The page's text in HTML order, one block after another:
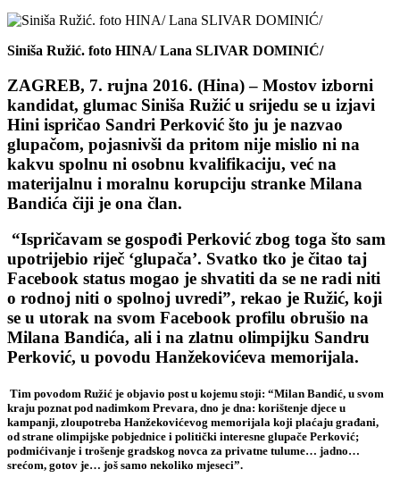
Siniša Ružić. foto HINA/ Lana SLIVAR DOMINIĆ/
ZAGREB, 7. rujna 2016. (Hina) – Mostov izborni
kandidat, glumac Siniša Ružić u srijedu se u izjavi
Hini ispričao Sandri Perković što ju je nazvao
glupačom, pojasnivši da pritom nije mislio ni na
kakvu spolnu ni osobnu kvalifikaciju, već na
materijalnu i moralnu korupciju stranke Milana
Bandića čiji je ona član.
“Ispričavam se gospođi Perković zbog toga što sam
upotrijebio riječ ‘glupača’. Svatko tko je čitao taj
Facebook status mogao je shvatiti da se ne radi niti
o rodnoj niti o spolnoj uvredi”, rekao je Ružić, koji
se u utorak na svom Facebook profilu obrušio na
Milana Bandića, ali i na zlatnu olimpijku Sandru
Perković, u povodu Hanžekovićeva memorijala.
Tim povodom Ružić je objavio post u kojemu stoji: “Milan Bandić, u svom
kraju poznat pod nadimkom Prevara, dno je dna: korištenje djece u
kampanji, zloupotreba Hanžekovićevog memorijala koji plaćaju građani,
od strane olimpijske pobjednice i politički interesne glupače Perković;
podmićivanje i trošenje gradskog novca za privatne tulume… jadno…
srećom, gotov je… još samo nekoliko mjeseci”.